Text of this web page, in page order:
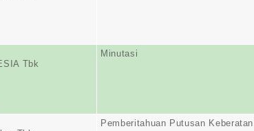
Tbk
Minutasi
Pemberitahuan Putusan Keberatan